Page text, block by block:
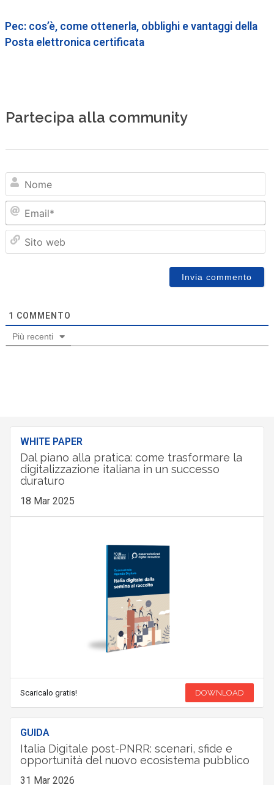
Pec: cos’è, come ottenerla, obblighi e vantaggi della
Posta elettronica certificata
Partecipa alla community
1 COMMENTO
Più recenti
WHITE PAPER
Dal piano alla pratica: come trasformare la
digitalizzazione italiana in un successo
duraturo
18 Mar 2025
Scaricalo gratis! DOWNLOAD
GUIDA
Italia Digitale post-PNRR: scenari, sfide e
opportunità del nuovo ecosistema pubblico
31 Mar 2026